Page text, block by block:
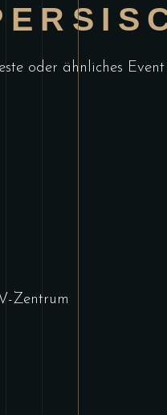
oder ähnliches
Zentrum